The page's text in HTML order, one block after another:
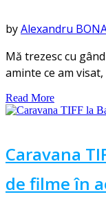
byAlexandru
Mă trezesc cu
aminte ce am
Read More
Caravana
de filme în